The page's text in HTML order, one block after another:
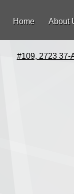
Home About
#109, 2723 37-